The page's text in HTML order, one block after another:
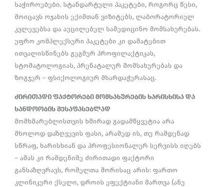
საჭიროებები. სტანდარტული პაკეტები, როგორც წესი,
მოიცავს ოჯახის ექიმთან ვიზიტებს, ლაბორატორიულ
კვლევებსა და აუცილებელ სამედიცინო მომსახურებას.
უფრო კომპლექსური პაკეტები კი დამატებით
ითვალისწინებს გეგმურ პროფილაქტიკას,
სტომატოლოგიას, პრენატალურ მომსახურებას და
ზოგჯერ – ფსიქოლოგიურ მხარდაჭერასაც.
ძირითადი ფაქტორები მომსახურების ხარისხისა და
სანდოობის შესაფასებლად
მომხმარებლისთვის ხშირად გადამწყვეტია არა
მხოლოდ დაზღვევის ფასი, არამედ ის, თუ რამდენად
სწრაფ, ხარისხიან და პროფესიონალურ სერვისს იღებს
– ამას კი რამდენიმე ძირითადი ფაქტორი
განსაზღვრავს, რომელთა შორისაც არის: ფართო
კლინიკური ქსელი, დროის ეფექტიანი მართვა (ანუ